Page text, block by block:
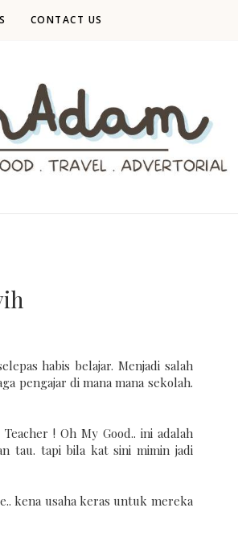
CONTACT US
habis belajar. Menjadi salah
pengajar di mana mana sekolah.
Teacher !Oh My Good.. ini adalah
tau. tapi bila kat sini mimin jadi
kena usaha keras untuk mereka